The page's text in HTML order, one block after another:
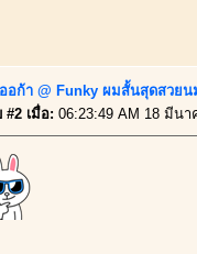
อก้า @ Funky ผมสั้นสุดสวย
#2 เมื่อ: 06:23:49 AM 18 มีนา